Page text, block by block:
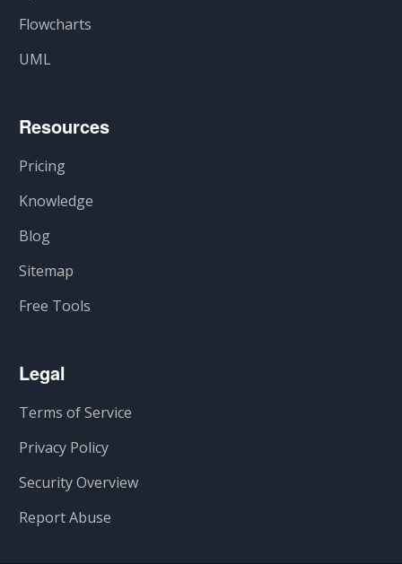
Flowcharts
UML
Resources
Pricing
Knowledge
Blog
Sitemap
Free Tools
Legal
Terms of Service
Privacy Policy
Security Overview
Report Abuse